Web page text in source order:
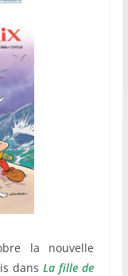
la nouvelle
dansLa fille de